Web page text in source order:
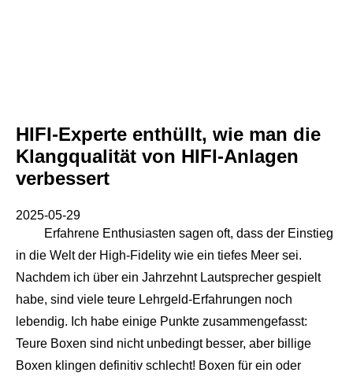
HIFI-Experte enthüllt, wie man die
Klangqualität von HIFI-Anlagen
verbessert
2025-05-29
Erfahrene Enthusiasten sagen oft, dass der Einstieg
in die Welt der High-Fidelity wie ein tiefes Meer sei.
Nachdem ich über ein Jahrzehnt Lautsprecher gespielt
habe, sind viele teure Lehrgeld-Erfahrungen noch
lebendig. Ich habe einige Punkte zusammengefasst:
Teure Boxen sind nicht unbedingt besser, aber billige
Boxen klingen definitiv schlecht! Boxen für ein oder